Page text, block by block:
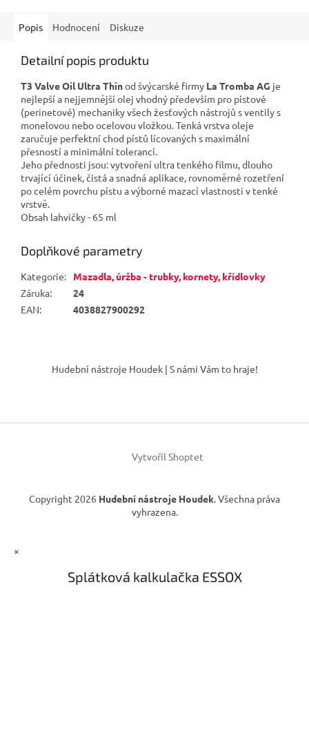
Popis Hodnocení Diskuze
Detailní popis produktu
T3 Valve Oil Ultra Thinod švýcarské firmy La Tromba AG je
nejlepší a nejjemnější olej vhodný především pro pístové
(perinetové) mechaniky všech žesťových nástrojů s ventily s
monelovou nebo ocelovou vložkou. Tenká vrstva oleje
zaručuje perfektní chod pístů lícovaných s maximální
přesností a minimální tolerancí.
Jeho přednosti jsou: vytvoření ultra tenkého filmu, dlouho
trvající účinek, čistá a snadná aplikace, rovnoměrné rozetření
po celém povrchu pístu a výborné mazací vlastnosti v tenké
vrstvě.
Obsah lahvičky - 65 ml
Doplňkové parametry
Kategorie:
Mazadla, úržba - trubky, kornety, křídlovky
Záruka:
24
EAN: 4038827900292
í
Hudební nástroje Houdek | S námi Vám to hraje!
Vytvořil Shoptet
Copyright 2026 Hudební nástroje Houdek. Všechna práva
vyhrazena.
×
Splátková kalkulačka ESSOX